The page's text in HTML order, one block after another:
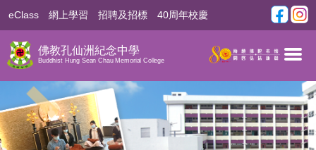
佛教孔仙洲紀念中學
Buddhist Hung Sean Chau Memorial College
eClass 網上學習 招聘及招標 40周年校慶